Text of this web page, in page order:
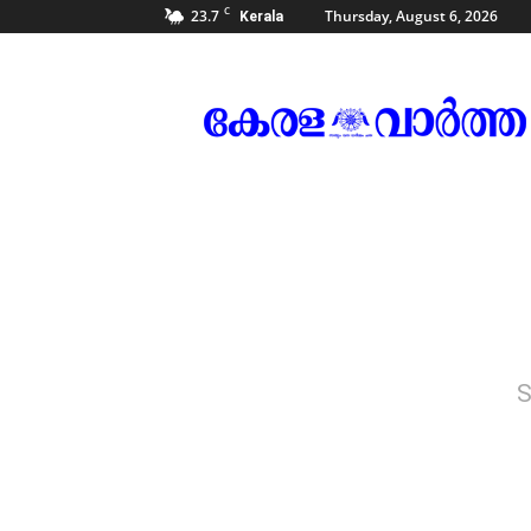
23.7 C Kerala Thursday, August 6, 2026
Vartha